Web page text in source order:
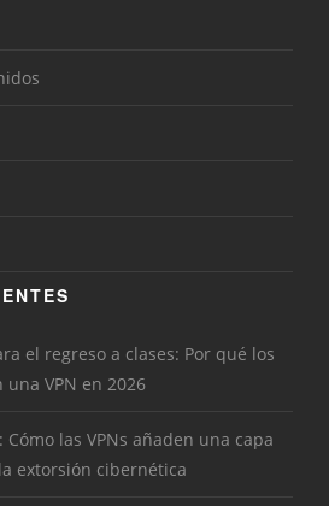
el regreso a clases: Por qué los
VPN en 2026
Cómo las VPNs añaden una capa
extorsión cibernética